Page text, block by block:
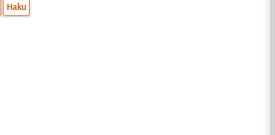
Haku